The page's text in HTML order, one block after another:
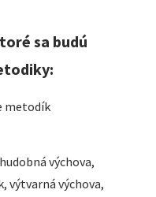
sa budú
metodík
výchova,
výtvarná výchova,